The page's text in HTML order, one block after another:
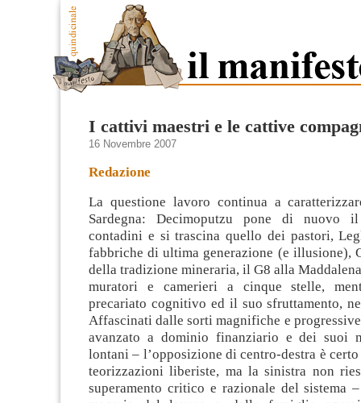
I cattivi maestri e le cattive
16 Novembre 2007
Redazione
La questione lavoro continua a
Sardegna: Decimoputzu pone di nuovo
contadini e si trascina quello dei pastori,
fabbriche di ultima generazione (e illusione),
della tradizione mineraria, il G8 alla
muratori e camerieri a cinque stelle,
precariato cognitivo ed il suo sfruttamento,
Affascinati dalle sorti magnifiche e
avanzato a dominio finanziario e dei suoi
lontani – l’opposizione di centro-destra è
teorizzazioni liberiste, ma la sinistra non
superamento critico e razionale del sistema